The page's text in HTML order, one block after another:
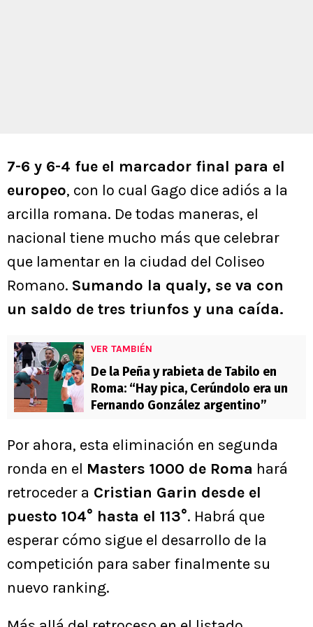
7-6 y 6-4 fue el marcador final para el
europeo, con lo cual Gago dice adiós a la
arcilla romana. De todas maneras, el
nacional tiene mucho más que celebrar
que lamentar en la ciudad del Coliseo
Romano. Sumando la qualy, se va con
un saldo de tres triunfos y una caída.
VER TAMBIÉN
De la Peña y rabieta de Tabilo en
Roma: “Hay pica, Cerúndolo era un
Fernando González argentino”
Por ahora, esta eliminación en segunda
ronda en el Masters 1000 de Roma hará
retroceder a Cristian Garin desde el
puesto 104° hasta el 113°. Habrá que
esperar cómo sigue el desarrollo de la
competición para saber finalmente su
nuevo ranking.